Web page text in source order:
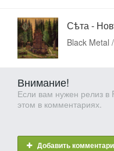
Сѣта -
Black Metal
Внимание!
Если вам нужен релиз
этом в комментариях.
Добавить